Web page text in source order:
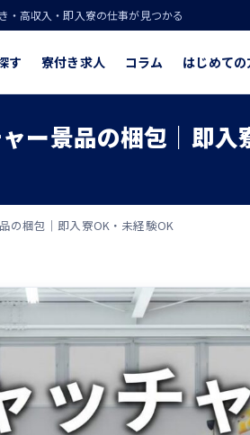
・高収入・即入寮の仕事が見つかる
す 寮付き求人 コラム はじめての
ー景品の梱包｜即
の梱包｜即入寮OK・未経験OK